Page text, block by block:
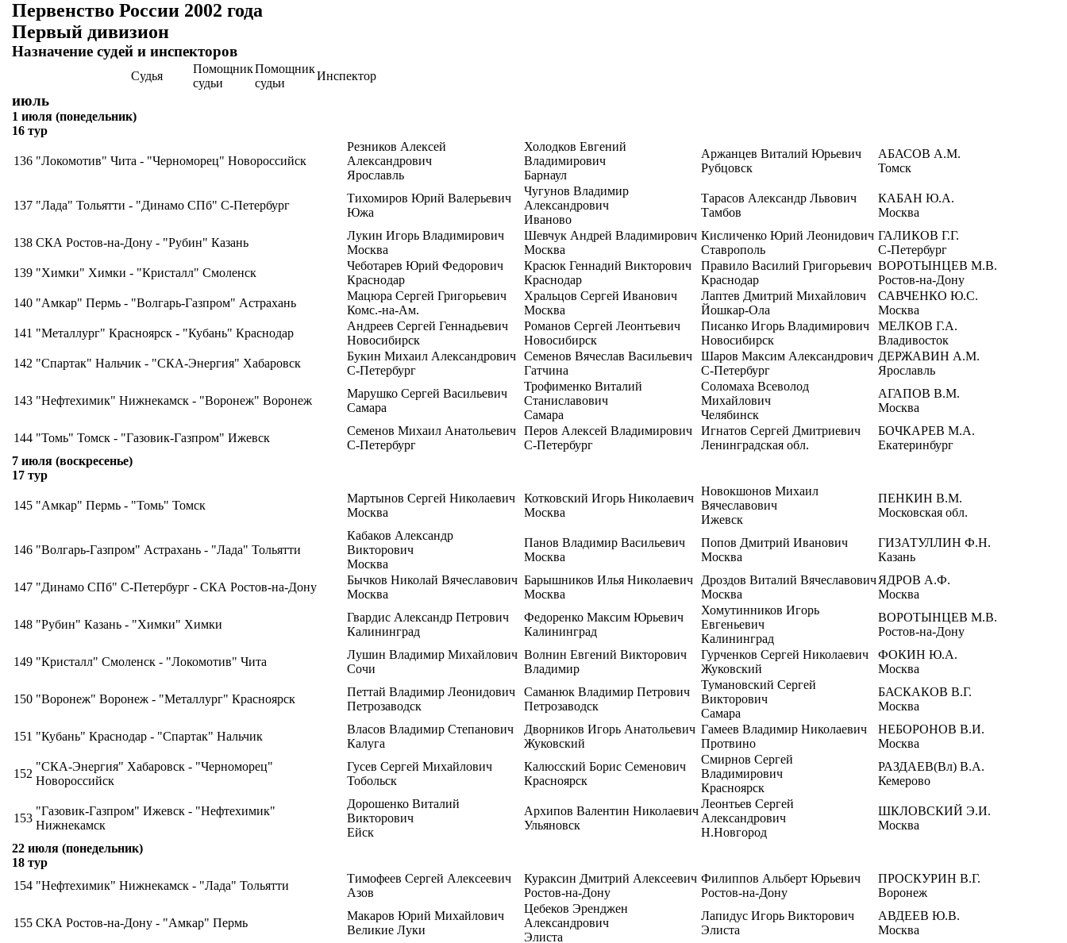
Первенство России 2002 года
Первый дивизион
Назначение судей и инспекторов
Судья
Помощник
судьи
Помощник
судьи
Инспектор
июль
1 июля (понедельник)
16 тур
136 "Локомотив" Чита - "Черноморец" Новороссийск
Резников Алексей
Александрович
Ярославль
Холодков Евгений
Владимирович
Барнаул
Аржанцев Виталий Юрьевич
Рубцовск
АБАСОВ А.М.
Томск
137 "Лада" Тольятти - "Динамо СПб" С-Петербург
Тихомиров Юрий Валерьевич
Южа
Чугунов Владимир
Александрович
Иваново
Тарасов Александр Львович
Тамбов
КАБАН Ю.А.
Москва
138 СКА Ростов-на-Дону - "Рубин" Казань
Лукин Игорь Владимирович
Москва
Шевчук Андрей Владимирович
Москва
Кисличенко Юрий Леонидович
Ставрополь
ГАЛИКОВ Г.Г.
С-Петербург
139 "Химки" Химки - "Кристалл" Смоленск
Чеботарев Юрий Федорович
Краснодар
Красюк Геннадий Викторович
Краснодар
Правило Василий Григорьевич
Краснодар
ВОРОТЫНЦЕВ М.В.
Ростов-на-Дону
140 "Амкар" Пермь - "Волгарь-Газпром" Астрахань
Мацюра Сергей Григорьевич
Комс.-на-Ам.
Хральцов Сергей Иванович
Москва
Лаптев Дмитрий Михайлович
Йошкар-Ола
САВЧЕНКО Ю.С.
Москва
141 "Металлург" Красноярск - "Кубань" Краснодар
Андреев Сергей Геннадьевич
Новосибирск
Романов Сергей Леонтьевич
Новосибирск
Писанко Игорь Владимирович
Новосибирск
МЕЛКОВ Г.А.
Владивосток
142 "Спартак" Нальчик - "СКА-Энергия" Хабаровск
Букин Михаил Александрович
С-Петербург
Семенов Вячеслав Васильевич
Гатчина
Шаров Максим Александрович
С-Петербург
ДЕРЖАВИН А.М.
Ярославль
143 "Нефтехимик" Нижнекамск - "Воронеж" Воронеж
Марушко Сергей Васильевич
Самара
Трофименко Виталий
Станиславович
Самара
Соломаха Всеволод
Михайлович
Челябинск
АГАПОВ В.М.
Москва
144 "Томь" Томск - "Газовик-Газпром" Ижевск
Семенов Михаил Анатольевич
С-Петербург
Перов Алексей Владимирович
С-Петербург
Игнатов Сергей Дмитриевич
Ленинградская обл.
БОЧКАРЕВ М.А.
Екатеринбург
7 июля (воскресенье)
17 тур
145 "Амкар" Пермь - "Томь" Томск
Мартынов Сергей Николаевич
Москва
Котковский Игорь Николаевич
Москва
Новокшонов Михаил
Вячеславович
Ижевск
ПЕНКИН В.М.
Московская обл.
146 "Волгарь-Газпром" Астрахань - "Лада" Тольятти
Кабаков Александр
Викторович
Москва
Панов Владимир Васильевич
Москва
Попов Дмитрий Иванович
Москва
ГИЗАТУЛЛИН Ф.Н.
Казань
147 "Динамо СПб" С-Петербург - СКА Ростов-на-Дону
Бычков Николай Вячеславович
Москва
Барышников Илья Николаевич
Москва
Дроздов Виталий Вячеславович
Москва
ЯДРОВ А.Ф.
Москва
148 "Рубин" Казань - "Химки" Химки
Гвардис Александр Петрович
Калининград
Федоренко Максим Юрьевич
Калининград
Хомутинников Игорь
Евгеньевич
Калининград
ВОРОТЫНЦЕВ М.В.
Ростов-на-Дону
149 "Кристалл" Смоленск - "Локомотив" Чита
Лушин Владимир Михайлович
Сочи
Волнин Евгений Викторович
Владимир
Гурченков Сергей Николаевич
Жуковский
ФОКИН Ю.А.
Москва
150 "Воронеж" Воронеж - "Металлург" Красноярск
Петтай Владимир Леонидович
Петрозаводск
Саманюк Владимир Петрович
Петрозаводск
Тумановский Сергей
Викторович
Самара
БАСКАКОВ В.Г.
Москва
151 "Кубань" Краснодар - "Спартак" Нальчик
Власов Владимир Степанович
Калуга
Дворников Игорь Анатольевич
Жуковский
Гамеев Владимир Николаевич
Протвино
НЕБОРОНОВ В.И.
Москва
152
"СКА-Энергия" Хабаровск - "Черноморец"
Новороссийск
Гусев Сергей Михайлович
Тобольск
Калюсский Борис Семенович
Красноярск
Смирнов Сергей
Владимирович
Красноярск
РАЗДАЕВ(Вл) В.А.
Кемерово
153
"Газовик-Газпром" Ижевск - "Нефтехимик"
Нижнекамск
Дорошенко Виталий
Викторович
Ейск
Архипов Валентин Николаевич
Ульяновск
Леонтьев Сергей
Александрович
Н.Новгород
ШКЛОВСКИЙ Э.И.
Москва
22 июля (понедельник)
18 тур
154 "Нефтехимик" Нижнекамск - "Лада" Тольятти
Тимофеев Сергей Алексеевич
Азов
Кураксин Дмитрий Алексеевич
Ростов-на-Дону
Филиппов Альберт Юрьевич
Ростов-на-Дону
ПРОСКУРИН В.Г.
Воронеж
155 СКА Ростов-на-Дону - "Амкар" Пермь
Макаров Юрий Михайлович
Великие Луки
Цебеков Эренджен
Александрович
Элиста
Лапидус Игорь Викторович
Элиста
АВДЕЕВ Ю.В.
Москва